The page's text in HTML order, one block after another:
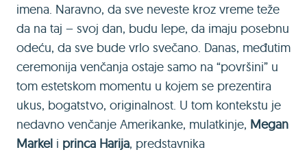
imena. Naravno, da sve neveste kroz vreme teže
da na taj – svoj dan, budu lepe, da imaju posebnu
odeću, da sve bude vrlo svečano. Danas, međutim
ceremonija venčanja ostaje samo na “površini” u
tom estetskom momentu u kojem se prezentira
ukus, bogatstvo, originalnost. U tom kontekstu je
nedavno venčanje Amerikanke, mulatkinje, Megan
Markel i princa Harija, predstavnika